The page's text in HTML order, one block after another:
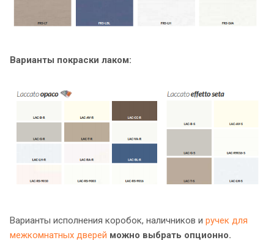
Варианты покраски лаком:
Варианты исполнения коробок, наличников и ручек для
межкомнатных дверей можно выбрать опционно.